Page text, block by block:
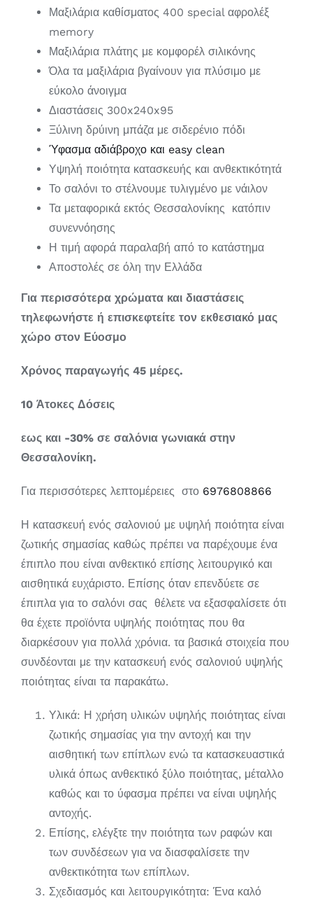
Μαξιλάρια καθίσματος 400 special αφρολέξ
memory
Μαξιλάρια πλάτης με κομφορέλ σιλικόνης
Όλα τα μαξιλάρια βγαίνουν για πλύσιμο με
εύκολο άνοιγμα
Διαστάσεις 300x240x95
Ξύλινη δρύινη μπάζα με σιδερένιο πόδι
Ύφασμα αδιάβροχο και easy clean
Υψηλή ποιότητα κατασκευής και ανθεκτικότητά
Το σαλόνι το στέλνουμε τυλιγμένο με νάιλον
Τα μεταφορικά εκτός Θεσσαλονίκης κατόπιν
συνεννόησης
Η τιμή αφορά παραλαβή από το κατάστημα
Αποστολές σε όλη την Ελλάδα
Για περισσότερα χρώματα και διαστάσεις
τηλεφωνήστε ή επισκεφτείτε τον εκθεσιακό μας
χώρο στον Εύοσμο
Χρόνος παραγωγής 45 μέρες.
10 Άτοκες Δόσεις
εως και -30% σε σαλόνια γωνιακά στην
Θεσσαλονίκη.
Για περισσότερες λεπτομέρειες στο 6976808866
Η κατασκευή ενός σαλονιού με υψηλή ποιότητα είναι
ζωτικής σημασίας καθώς πρέπει να παρέχουμε ένα
έπιπλο που είναι ανθεκτικό επίσης λειτουργικό και
αισθητικά ευχάριστο. Επίσης όταν επενδύετε σε
έπιπλα για το σαλόνι σας θέλετε να εξασφαλίσετε ότι
θα έχετε προϊόντα υψηλής ποιότητας που θα
διαρκέσουν για πολλά χρόνια. τα βασικά στοιχεία που
συνδέονται με την κατασκευή ενός σαλονιού υψηλής
ποιότητας είναι τα παρακάτω.
Υλικά: Η χρήση υλικών υψηλής ποιότητας είναι
ζωτικής σημασίας για την αντοχή και την
αισθητική των επίπλων ενώ τα κατασκευαστικά
υλικά όπως ανθεκτικό ξύλο ποιότητας, μέταλλο
καθώς και το ύφασμα πρέπει να είναι υψηλής
αντοχής.
Επίσης, ελέγξτε την ποιότητα των ραφών και
των συνδέσεων για να διασφαλίσετε την
ανθεκτικότητα των επίπλων.
Σχεδιασμός και λειτουργικότητα: Ένα καλό